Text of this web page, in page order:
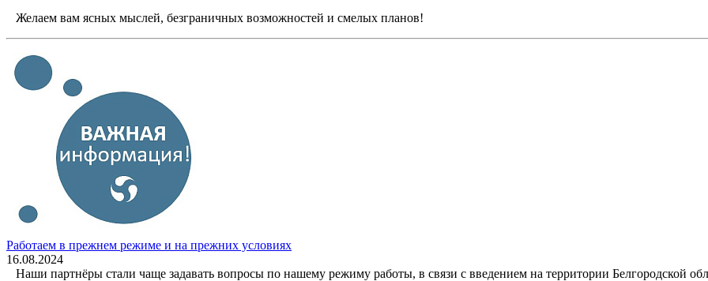
Желаем вам ясных мыслей, безграничных возможностей и смелых планов!
Работаем в прежнем режиме и на прежних условиях
16.08.2024
Наши партнёры стали чаще задавать вопросы по нашему режиму работы, в связи с введением на территории Белгородской